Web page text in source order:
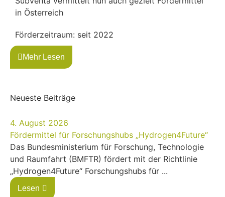
in Österreich
Förderzeitraum: seit 2022
Mehr Lesen
Neueste Beiträge
4. August 2026
Fördermittel für Forschungshubs „Hydrogen4Future“
Das Bundesministerium für Forschung, Technologie
und Raumfahrt (BMFTR) fördert mit der Richtlinie
„Hydrogen4Future“ Forschungshubs für ...
Lesen